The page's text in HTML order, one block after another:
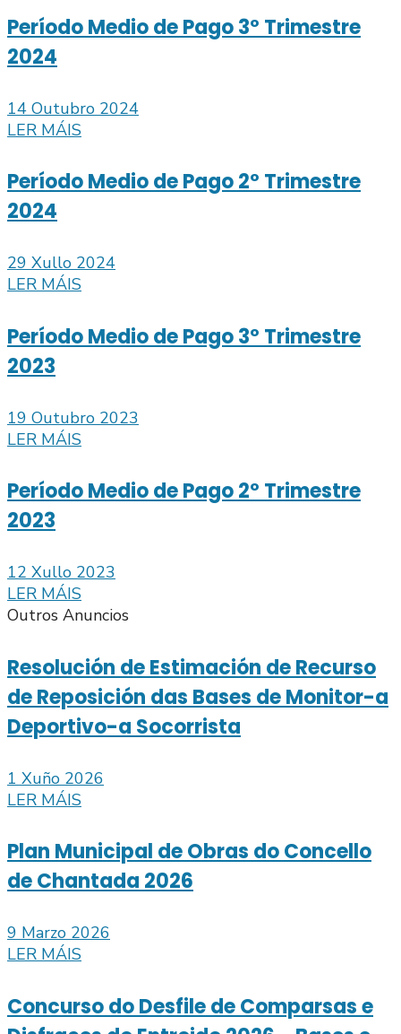
Período Medio de Pago 3º Trimestre
2024
14 Outubro 2024
LER MÁIS
Período Medio de Pago 2º Trimestre
2024
29 Xullo 2024
LER MÁIS
Período Medio de Pago 3º Trimestre
2023
19 Outubro 2023
LER MÁIS
Período Medio de Pago 2º Trimestre
2023
12 Xullo 2023
LER MÁIS
Outros Anuncios
Resolución de Estimación de Recurso
de Reposición das Bases de Monitor-a
Deportivo-a Socorrista
1 Xuño 2026
LER MÁIS
Plan Municipal de Obras do Concello
de Chantada 2026
9 Marzo 2026
LER MÁIS
Concurso do Desfile de Comparsas e